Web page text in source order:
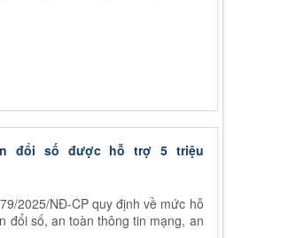
đổi số được hỗ trợ 5 triệu
2025/NĐ-CP quy định về mức hỗ
đổi số, an toàn thông tin mạng, an